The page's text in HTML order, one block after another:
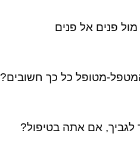
מול פנים אל פנים
מטופל כל כך חשובים?
לגביך, אם אתה בטיפול?